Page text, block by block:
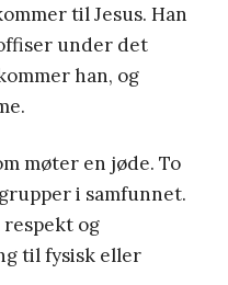
til Jesus. Han
under det
han, og
møter en jøde. To
i samfunnet.
og
til fysisk eller